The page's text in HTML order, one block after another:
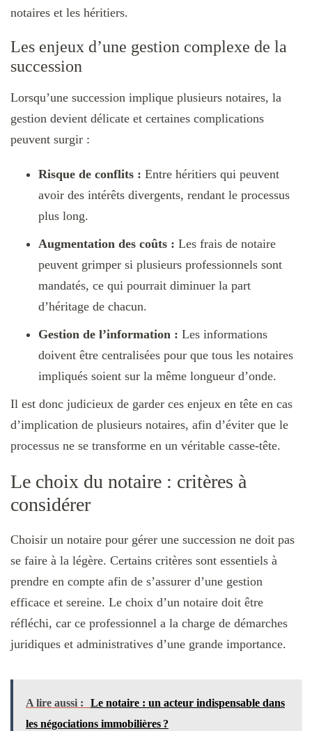
notaires et les héritiers.
Les enjeux d’une gestion complexe de la
succession
Lorsqu’une succession implique plusieurs notaires, la
gestion devient délicate et certaines complications
peuvent surgir :
Risque de conflits : Entre héritiers qui peuvent
avoir des intérêts divergents, rendant le processus
plus long.
Augmentation des coûts : Les frais de notaire
peuvent grimper si plusieurs professionnels sont
mandatés, ce qui pourrait diminuer la part
d’héritage de chacun.
Gestion de l’information : Les informations
doivent être centralisées pour que tous les notaires
impliqués soient sur la même longueur d’onde.
Il est donc judicieux de garder ces enjeux en tête en cas
d’implication de plusieurs notaires, afin d’éviter que le
processus ne se transforme en un véritable casse-tête.
Le choix du notaire : critères à
considérer
Choisir un notaire pour gérer une succession ne doit pas
se faire à la légère. Certains critères sont essentiels à
prendre en compte afin de s’assurer d’une gestion
efficace et sereine. Le choix d’un notaire doit être
réfléchi, car ce professionnel a la charge de démarches
juridiques et administratives d’une grande importance.
A lire aussi :
Le notaire : un acteur indispensable dans
les négociations immobilières ?